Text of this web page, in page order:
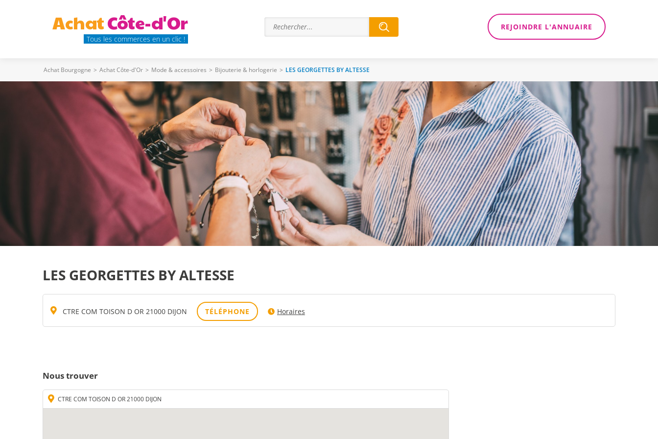
AchatCôte-d'Or
Tous les commerces en un clic !
REJOINDRE L'ANNUAIRE
Achat Bourgogne > Achat Côte-d'Or > Mode & accessoires > Bijouterie & horlogerie > LES GEORGETTES BY ALTESSE
LES GEORGETTES BY ALTESSE
CTRE COM TOISON D OR 21000 DIJON TÉLÉPHONE Horaires
Nous trouver
CTRE COM TOISON D OR 21000 DIJON